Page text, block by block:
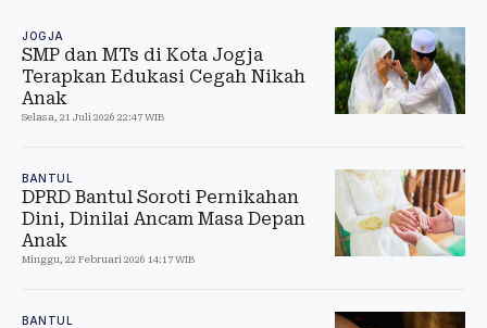
JOGJA
SMP dan MTs di Kota Jogja
Terapkan Edukasi Cegah Nikah
Anak
Selasa, 21 Juli 2026 22:47 WIB
BANTUL
DPRD Bantul Soroti Pernikahan
Dini, Dinilai Ancam Masa Depan
Anak
Minggu, 22 Februari 2026 14:17 WIB
BANTUL